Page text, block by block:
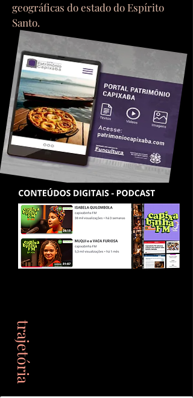
geográficas do estado do Espírito
Santo.
trajetória